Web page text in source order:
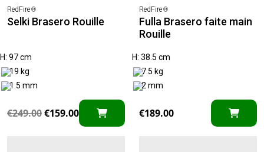
RedFire®
Selki Brasero Rouille
97 cm
19 kg
1.5 mm
€249.00Le
€159.00Le
prix
RedFire®
Fulla Brasero faite main
Rouille
H: 38.5 cm
7.5 kg
2 mm
€189.00